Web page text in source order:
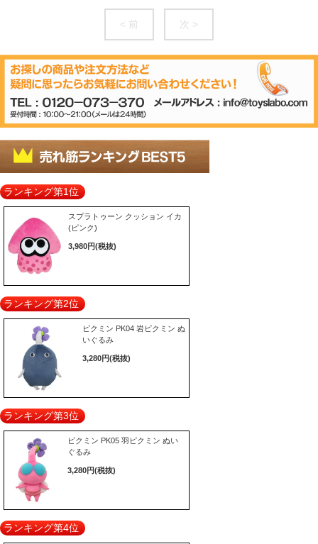
< 前 次 >
ランキング第1位
スプラトゥーン クッション イカ
(ピンク)
3,980円(税抜)
ランキング第2位
ピクミン PK04 岩ピクミン ぬ
いぐるみ
3,280円(税抜)
ランキング第3位
ピクミン PK05 羽ピクミン ぬい
ぐるみ
3,280円(税抜)
ランキング第4位